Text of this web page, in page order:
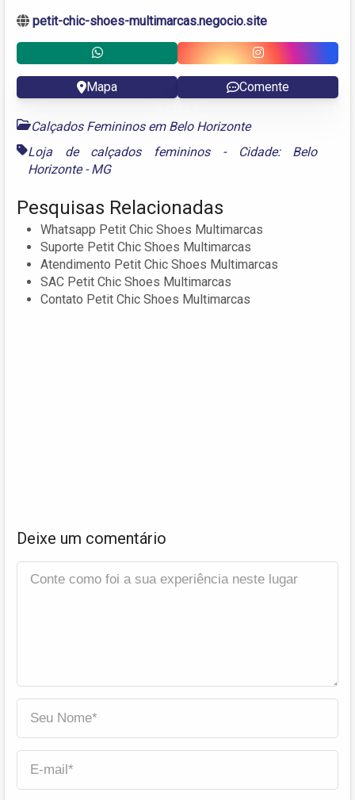
petit-chic-shoes-multimarcas.negocio.site
Mapa Comente
Calçados Femininos em Belo Horizonte
Loja de calçados femininos - Cidade: Belo
Horizonte - MG
Pesquisas Relacionadas
Whatsapp Petit Chic Shoes Multimarcas
Suporte Petit Chic Shoes Multimarcas
Atendimento Petit Chic Shoes Multimarcas
SAC Petit Chic Shoes Multimarcas
Contato Petit Chic Shoes Multimarcas
Deixe um comentário